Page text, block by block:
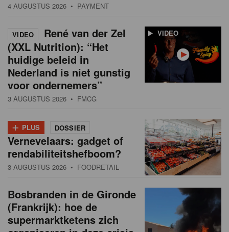
4 AUGUSTUS 2026 • PAYMENT
VIDEO
VIDEO
René van der Zel
(XXL Nutrition): “Het
huidige beleid in
Nederland is niet gunstig
voor ondernemers”
3 AUGUSTUS 2026 • FMCG
+ PLUS DOSSIER
Vernevelaars: gadget of
rendabiliteitshefboom?
3 AUGUSTUS 2026 • FOODRETAIL
Bosbranden in de Gironde
(Frankrijk): hoe de
supermarktketens zich